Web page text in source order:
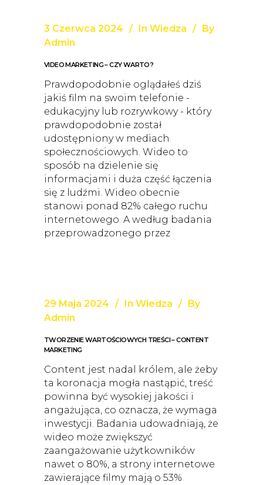
3 Czerwca 2024 In Wiedza
By
Admin
VIDEO MARKETING – CZY WARTO?
Prawdopodobnie oglądałeś dziś
jakiś film na swoim telefonie -
edukacyjny lub rozrywkowy - który
prawdopodobnie został
udostępniony w mediach
społecznościowych. Wideo to
sposób na dzielenie się
informacjami i duża część łączenia
się z ludźmi. Wideo obecnie
stanowi ponad 82% całego ruchu
internetowego. A według badania
przeprowadzonego przez
29 Maja 2024 In Wiedza
By
Admin
TWORZENIE WARTOŚCIOWYCH TREŚCI – CONTENT
MARKETING
Content jest nadal królem, ale żeby
ta koronacja mogła nastąpić, treść
powinna być wysokiej jakości i
angażująca, co oznacza, że wymaga
inwestycji. Badania udowadniają, że
wideo może zwiększyć
zaangażowanie użytkowników
nawet o 80%, a strony internetowe
zawierające filmy mają o 53%